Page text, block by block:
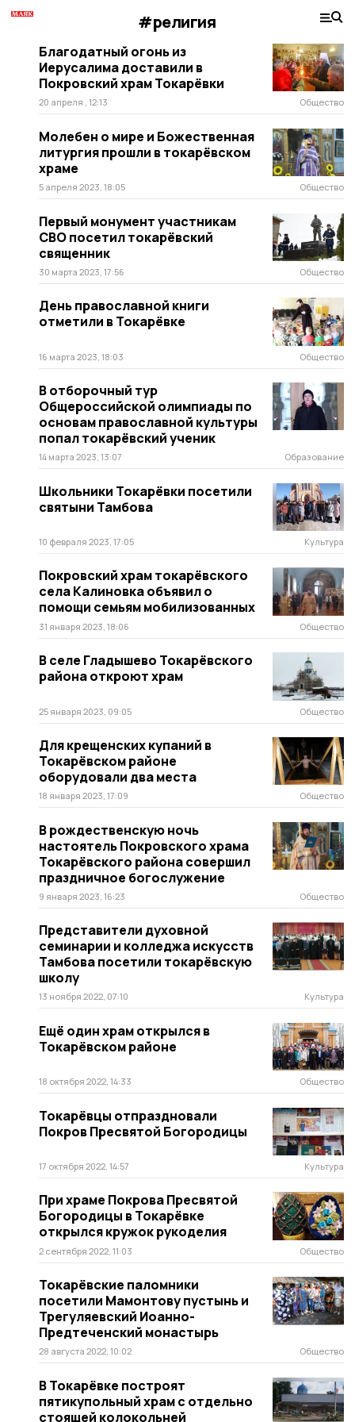
#религия
Благодатный огонь из
Иерусалима доставили в
Покровский храм Токарёвки
20 апреля , 12:13 Общество
Молебен о мире и Божественная
литургия прошли в токарёвском
храме
5 апреля 2023, 18:05 Общество
Первый монумент участникам
СВО посетил токарёвский
священник
30 марта 2023, 17:56 Общество
День православной книги
отметили в Токарёвке
16 марта 2023, 18:03 Общество
В отборочный тур
Общероссийской олимпиады по
основам православной культуры
попал токарёвский ученик
14 марта 2023, 13:07 Образование
Школьники Токарёвки посетили
святыни Тамбова
10 февраля 2023, 17:05 Культура
Покровский храм токарёвского
села Калиновка объявил о
помощи семьям мобилизованных
31 января 2023, 18:06 Общество
В селе Гладышево Токарёвского
района откроют храм
25 января 2023, 09:05 Общество
Для крещенских купаний в
Токарёвском районе
оборудовали два места
18 января 2023, 17:09 Общество
В рождественскую ночь
настоятель Покровского храма
Токарёвского района совершил
праздничное богослужение
9 января 2023, 16:23 Общество
Представители духовной
семинарии и колледжа искусств
Тамбова посетили токарёвскую
школу
13 ноября 2022, 07:10 Культура
Ещё один храм открылся в
Токарёвском районе
18 октября 2022, 14:33 Общество
Токарёвцы отпраздновали
Покров Пресвятой Богородицы
17 октября 2022, 14:57 Культура
При храме Покрова Пресвятой
Богородицы в Токарёвке
открылся кружок рукоделия
2 сентября 2022, 11:03 Общество
Токарёвские паломники
посетили Мамонтову пустынь и
Трегуляевский Иоанно-
Предтеченский монастырь
28 августа 2022, 10:02 Общество
В Токарёвке построят
пятикупольный храм с отдельно
стоящей колокольней